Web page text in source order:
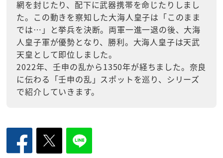
網を封じたり、配下に武器携帯を命じたりしまし
た。この動きを察知した大海人皇子は「このまま
では…」と挙兵を決断。両軍一進一退の後、大海
人皇子軍が優勢となり、勝利。大海人皇子は天武
天皇として即位しました。
2022年、壬申の乱から1350年が経ちました。奈良
に伝わる「壬申の乱」スポットを巡り、シリーズ
で紹介していきます。